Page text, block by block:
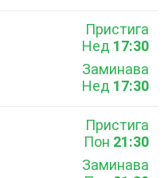
Пристига
Нед 17:30
Заминава
Нед 17:30
Пристига
Пон 21:30
Заминава